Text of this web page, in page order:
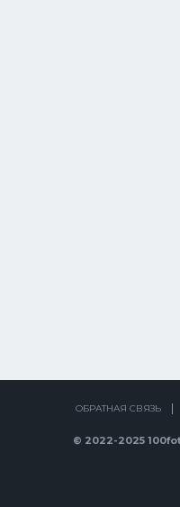
ОБРАТНАЯ СВЯЗЬ
© 2022-2025